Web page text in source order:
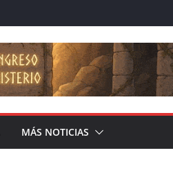
MÁS NOTICIAS